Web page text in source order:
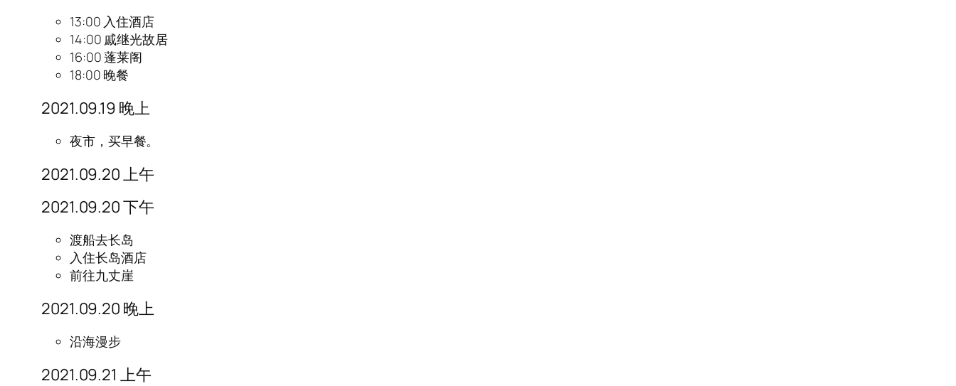
13:00 入住酒店
14:00 戚继光故居
16:00 蓬莱阁
18:00 晚餐
2021.09.19 晚上
夜市，买早餐。
2021.09.20 上午
2021.09.20 下午
渡船去长岛
入住长岛酒店
前往九丈崖
2021.09.20 晚上
沿海漫步
2021.09.21 上午